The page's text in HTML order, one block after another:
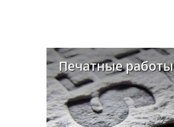
Печатные работы